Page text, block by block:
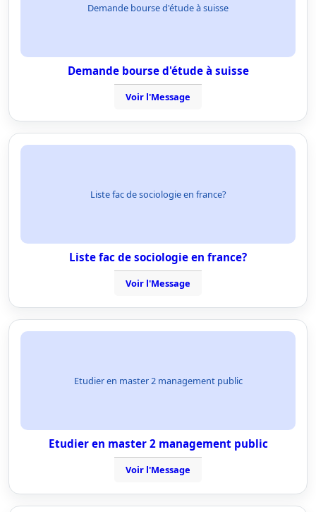
Demande bourse d'étude à suisse
Demande bourse d'étude à suisse
Voir l'Message
Liste fac de sociologie en france?
Liste fac de sociologie en france?
Voir l'Message
Etudier en master 2 management public
Etudier en master 2 management public
Voir l'Message